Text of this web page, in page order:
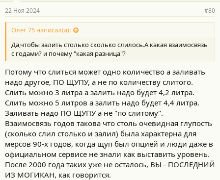
22 Ноя 2024 #80
Олег 75 написал(а):
Да,чтобы залить столько сколько слилось.А какая взаимосвязь
с годами? и почему "какая разница"?
Потому что слиться может одно количество а заливать
надо другое, ПО ЩУПУ, а не по количеству слитого.
Слить можно 3 литра а залить надо будет 4,2 литра.
Слить можно 5 литров а залить надо будет 4,4 литра.
Заливать надо ПО ЩУПУ а не "по слитому".
Взаимосвязь годов такова что столь очевидная глупость
(сколько слил столько и залил) была характерна для
мерсов 90-х годов, когда щуп был опцией и люди даже в
официальном сервисе не знали как выставить уровень.
После 2000 года таких уже не осталось, ВЫ - ПОСЛЕДНИЙ
ИЗ МОГИКАН, как говорится.